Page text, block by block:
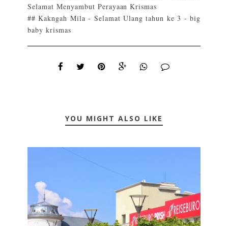
Selamat Menyambut Perayaan Krismas
## Kakngah Mila - Selamat Ulang tahun ke 3 - big
baby krismas
YOU MIGHT ALSO LIKE